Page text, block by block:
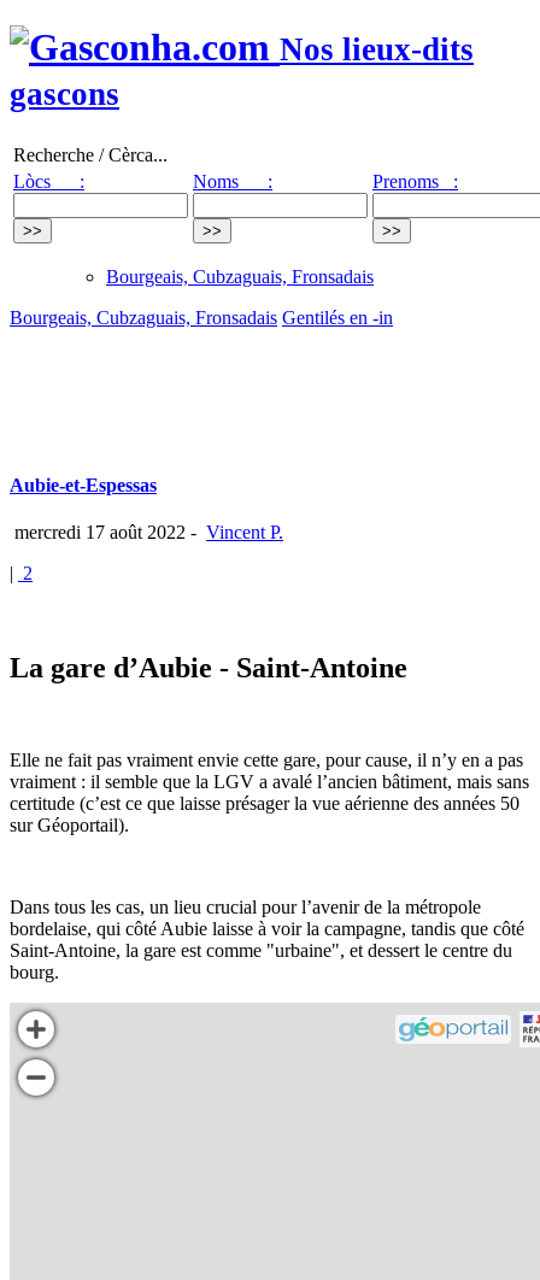
Nos lieux-dits
gascons
Recherche / Cèrca...
Lòcs :
Noms : Prenoms :
Bourgeais, Cubzaguais, Fronsadais
Bourgeais, Cubzaguais, Fronsadais Gentilés en -in
Aubie-et-Espessas
mercredi 17 août 2022 - Vincent P.
| 2
La gare d’Aubie - Saint-Antoine
Elle ne fait pas vraiment envie cette gare, pour cause, il n’y en a pas
vraiment : il semble que la LGV a avalé l’ancien bâtiment, mais sans
certitude (c’est ce que laisse présager la vue aérienne des années 50
sur Géoportail).
Dans tous les cas, un lieu crucial pour l’avenir de la métropole
bordelaise, qui côté Aubie laisse à voir la campagne, tandis que côté
Saint-Antoine, la gare est comme "urbaine", et dessert le centre du
bourg.